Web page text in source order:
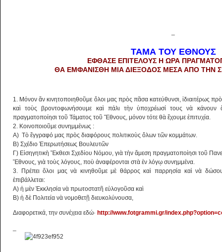
ΤΑΜΑ ΤΟΥ ΕΘΝΟΥΣ
ΕΦΘΑΣΕ ΕΠΙΤΕΛΟΥΣ Η ΩΡΑ
ΘΑ ΕΜΦΑΝΙΣΘΗ ΜΙΑ ΔΙΕΞΟΔΟΣ ΜΕΣΑ ΑΠΟ ΤΗΝ
1. Μόνον ἄν κινητοποιηθοῦμε ὅλοι μας πρὸς πᾶσα κατεύθυνσι, ἰδιαιτέρως
καὶ τοὺς βροντοφωνήσουμε καὶ πάλι τὴν ὑποχρέωσί τους νὰ κάνουν
πραγματοποίησι τοῦ Τάματος τοῦ Ἔθνους, μόνον τότε θὰ ἔχουμε ἐπιτυχία.
2. Κοινοποιοῦμε συνημμένως :
Α) Τὸ ἔγγραφό μας πρὸς διαφόρους πολιτικοὺς ὅλων τῶν κομμάτων.
Β) Σχέδιο Ἐπερωτήσεως Βουλευτῶν
Γ) Εἰσηγητικὴ Ἔκθεσι Σχεδίου Νόμου, γιὰ τὴν ἄμεση πραγματοποίησι τοῦ
Ἔθνους, γιὰ τοὺς λόγους, ποὺ ἀναφέρονται στὰ ἐν λόγῳ συνημμένα.
3. Πρέπει ὅλοι μας νὰ κινηθοῦμε μὲ θάρρος καὶ παρρησία καὶ νὰ
ἐπιβάλλεται:
Α) ἡ μὲν Ἐκκλησία νὰ πρωτοστατῆ εὐλογοῦσα καὶ
Β) ἡ δὲ Πολιτεία νὰ νομοθετῇ διευκολύνουσα,
Διαφορετικά, την συνέχεια εδώ· http://www.fotgrammi.gr/